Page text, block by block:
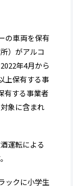
の車両を保有
）がアルコ
年4月から
上保有する事
有する事業者
象に含まれ
運転による
ックに小学生